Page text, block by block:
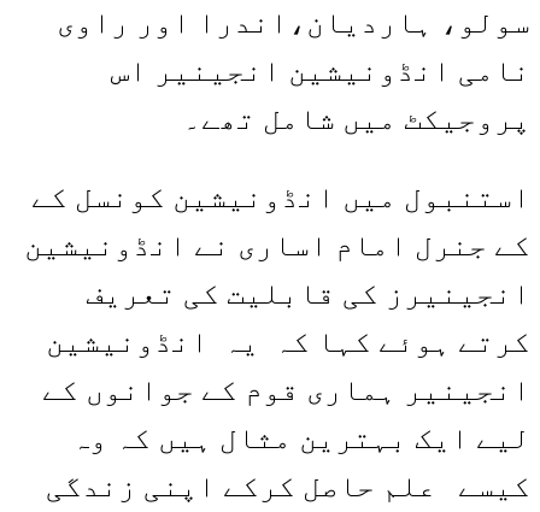
سولو، ہاردیان،اندرا اور راوی
نامی انڈونیشین انجینیر اس
پروجیکٹ میں شامل تھے۔
استنبول میں انڈونیشین کونسل کے
کے جنرل امام اساری نے انڈونیشین
انجینیرز کی قابلیت کی تعریف
کرتے ہوئے کہا کہ یہ انڈونیشین
انجینیر ہماری قوم کے جوانوں کے
لیے ایک بہترین مثال ہیں کہ وہ
کیسے علم حاصل کرکے اپنی زندگی